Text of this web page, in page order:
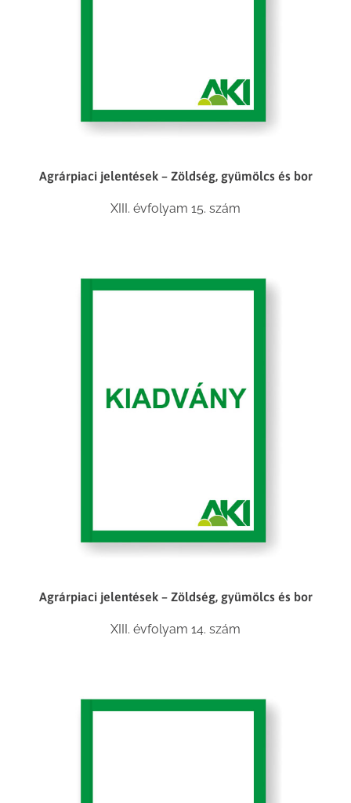
Agrárpiaci jelentések – Zöldség, gyümölcs és bor
XIII. évfolyam 15. szám
Agrárpiaci jelentések – Zöldség, gyümölcs és bor
XIII. évfolyam 14. szám